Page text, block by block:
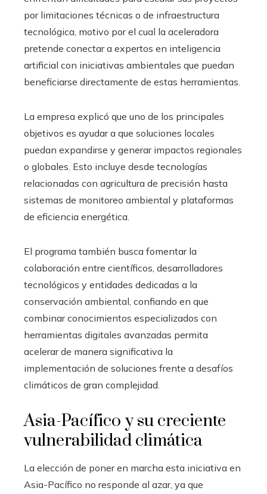
por limitaciones técnicas o de infraestructura
tecnológica, motivo por el cual la aceleradora
pretende conectar a expertos en inteligencia
artificial con iniciativas ambientales que puedan
beneficiarse directamente de estas herramientas.
La empresa explicó que uno de los principales
objetivos es ayudar a que soluciones locales
puedan expandirse y generar impactos regionales
o globales. Esto incluye desde tecnologías
relacionadas con agricultura de precisión hasta
sistemas de monitoreo ambiental y plataformas
de eficiencia energética.
El programa también busca fomentar la
colaboración entre científicos, desarrolladores
tecnológicos y entidades dedicadas a la
conservación ambiental, confiando en que
combinar conocimientos especializados con
herramientas digitales avanzadas permita
acelerar de manera significativa la
implementación de soluciones frente a desafíos
climáticos de gran complejidad.
Asia-Pacífico y su creciente
vulnerabilidad climática
La elección de poner en marcha esta iniciativa en
Asia-Pacífico no responde al azar, ya que